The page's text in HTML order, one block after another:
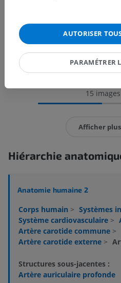
15
Afficher
Hiérarchie
Anatomie humaine 2
Corps humain > Systèmes
Système cardiovasculaire >
Artère carotide commune >
Artère carotide externe >
Structures sous-jacentes :
Artère auriculaire profonde
AUTORISER
PARAMÉTRER